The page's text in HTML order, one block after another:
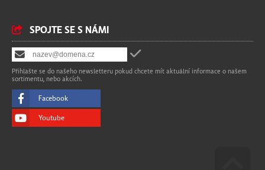
SPOJTE SE S NÁMI
Přihlašte se do našeho newsletteru pokud chcete mít aktuální informace o našem
sortimentu, nebo akcích.
Facebook
Youtube